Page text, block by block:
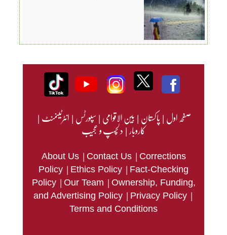
صفحہ اول|پاکستان|بین الاقوامی|سپورٹس|انٹرٹینمنٹ|
کاروبار|دلچسپ و عجیب
About Us | Contact Us | Corrections
Policy | Ethics Policy | Fact-Checking
Policy | Our Team | Ownership, Funding,
and Advertising Policy | Privacy Policy |
Terms and Conditions